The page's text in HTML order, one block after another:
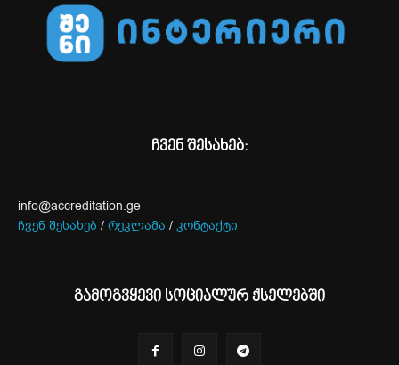
ჩვენ შესახებ:
info@accreditation.ge
ჩვენ შესახებ / რეკლამა / კონტაქტი
გამოგვყევი სოციალურ ქსელებში